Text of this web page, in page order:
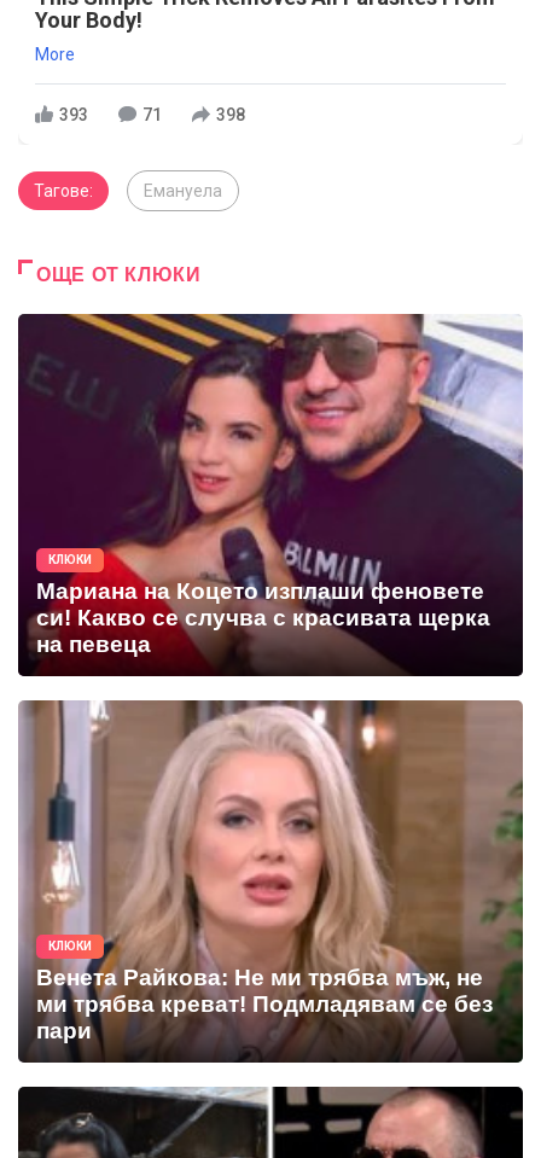
Your Body!
More
393 71 398
Тагове: Емануела
ОЩЕ ОТ КЛЮКИ
КЛЮКИ
Мариана на Коцето изплаши феновете
си! Какво се случва с красивата щерка
на певеца
КЛЮКИ
Венета Райкова: Не ми трябва мъж, не
ми трябва креват! Подмладявам се без
пари